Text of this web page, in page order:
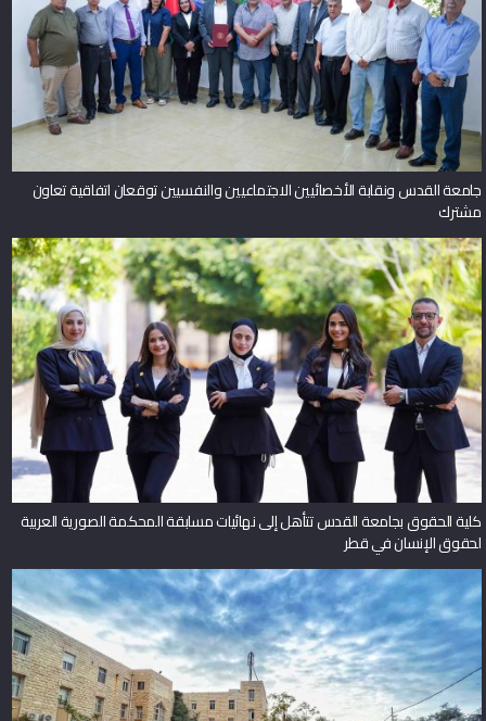
جامعة القدس ونقابة الأخصائيين الاجتماعيين والنفسيين توقعان اتفاقية تعاون
مشترك
كلية الحقوق بجامعة القدس تتأهل إلى نهائيات مسابقة المحكمة الصورية العربية
لحقوق الإنسان في قطر